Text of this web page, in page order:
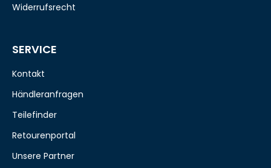
Widerrufsrecht
SERVICE
Kontakt
Händleranfragen
Teilefinder
Retourenportal
Unsere Partner